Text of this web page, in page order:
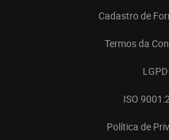
Cadastro de
Termos da
LGPD
ISO
Política de